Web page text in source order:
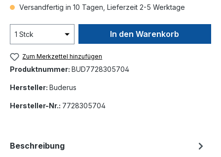
Versandfertig in 10 Tagen, Lieferzeit 2-5 Werktage
In den Warenkorb
Zum Merkzettel hinzufügen
Produktnummer: BUD7728305704
Hersteller: Buderus
Hersteller-Nr.: 7728305704
Beschreibung